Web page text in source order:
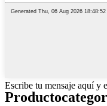
Escribe tu mensaje aquí y
Producto